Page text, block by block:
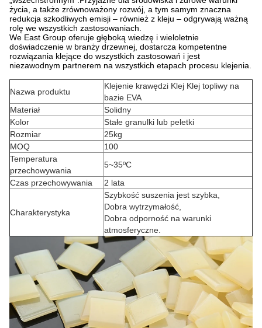
życia, a także zrównoważony rozwój, a tym samym znaczna
redukcja szkodliwych emisji – również z kleju – odgrywają ważną
rolę we wszystkich zastosowaniach.
We East Group oferuje głęboką wiedzę i wieloletnie
doświadczenie w branży drzewnej, dostarcza kompetentne
rozwiązania klejące do wszystkich zastosowań i jest
niezawodnym partnerem na wszystkich etapach procesu klejenia.
Nazwa produktu
Klejenie krawędzi Klej Klej topliwy na
bazie EVA
Materiał
Solidny
Kolor
Stałe granulki lub peletki
Rozmiar
25kg
MOQ
100
Temperatura
przechowywania
5~35ºC
Czas przechowywania
2 lata
Charakterystyka
Szybkość suszenia jest szybka,
Dobra wytrzymałość,
Dobra odporność na warunki
atmosferyczne.